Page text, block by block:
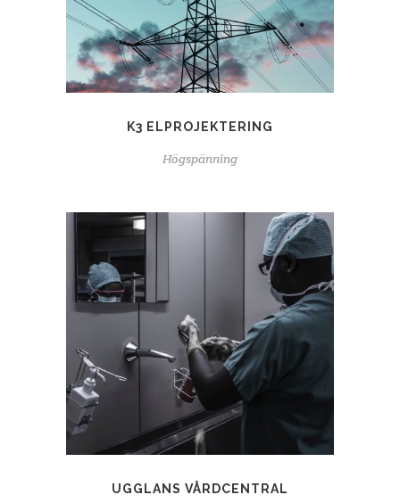
K3 ELPROJEKTERING
Högspänning
UGGLANS VÅRDCENTRAL